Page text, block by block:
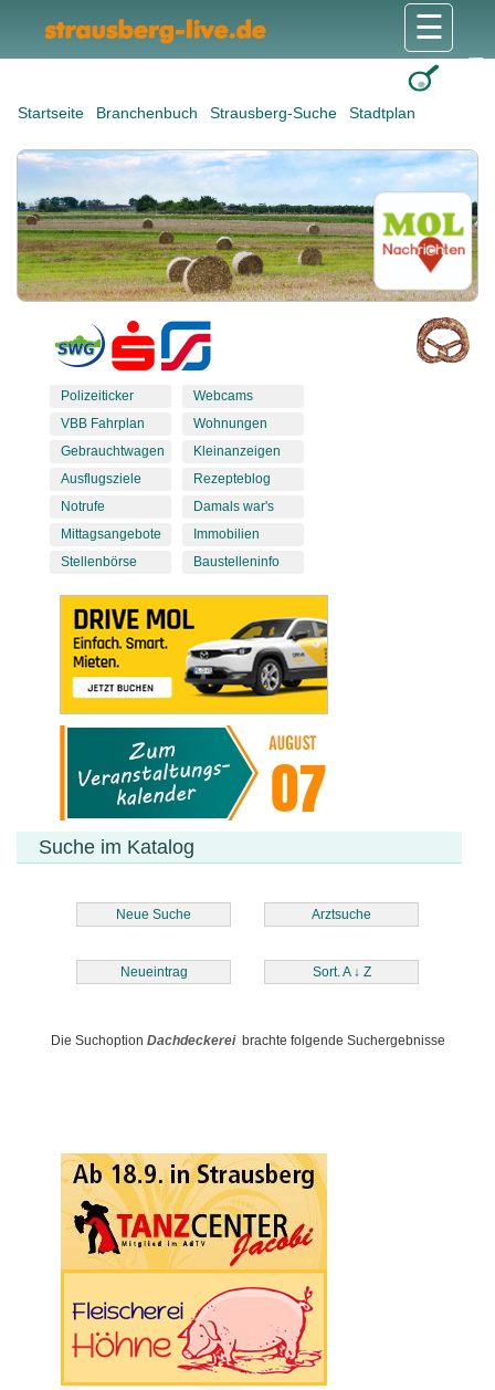
Startseite Branchenbuch Strausberg-Suche Stadtplan
☰
Polizeiticker
VBB Fahrplan
Gebrauchtwagen
Ausflugsziele
Notrufe
Mittagsangebote
Stellenbörse
Webcams
Wohnungen
Kleinanzeigen
Rezepteblog
Damals war's
Immobilien
Baustelleninfo
Suche im Katalog
Neue Suche Arztsuche
Neueintrag Sort. A ↓ Z
Die Suchoption Dachdeckereibrachte folgende Suchergebnisse